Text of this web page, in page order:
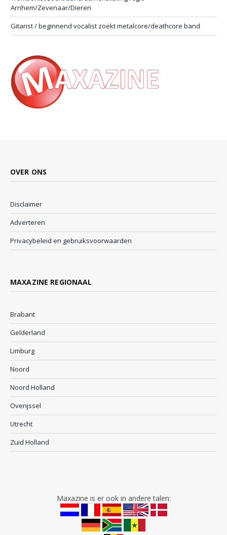
Arnhem/Zevenaar/Dieren
Gitarist / beginnend vocalist zoekt metalcore/deathcore band
OVER ONS
Disclaimer
Adverteren
Privacybeleid en gebruiksvoorwaarden
MAXAZINE REGIONAAL
Brabant
Gelderland
Limburg
Noord
Noord Holland
Overijssel
Utrecht
Zuid Holland
Maxazine is er ook in andere talen: